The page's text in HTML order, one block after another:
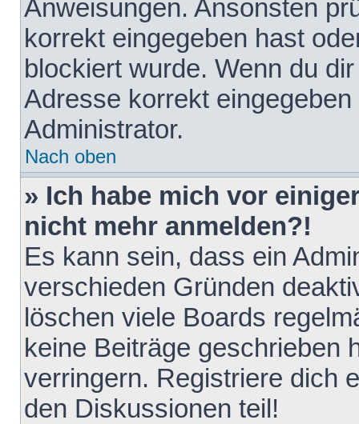
Anweisungen. Ansonsten
korrekt eingegeben hast
blockiert wurde. Wenn du
Adresse korrekt
Administrator.
Nach oben
» Ich habe mich vor
nicht mehr anmelden?!
Es kann sein, dass ein
verschieden Gründen
löschen viele Boards
keine Beiträge geschrieben
verringern. Registriere dich
den Diskussionen teil!